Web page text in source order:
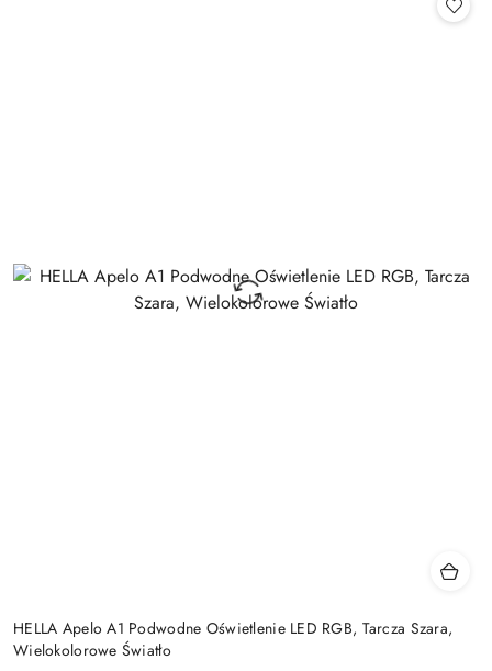
HELLA Apelo A1 Podwodne Oświetlenie LED RGB, Tarcza Szara,
Wielokolorowe Światło